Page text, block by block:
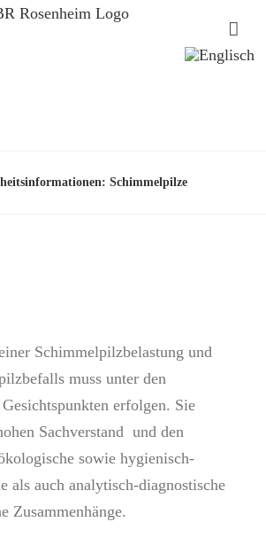
Schimmelpilze
Schimmelpilzbelastung und
muss unter den
erfolgen. Sie
Sachverstand und den
sowie hygienisch-
als auch analytisch-diagnostische
Zusammenhänge.